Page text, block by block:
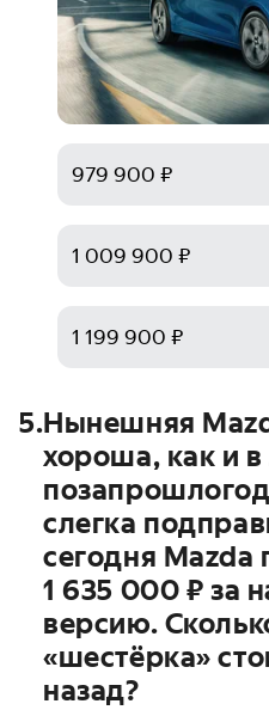
979 900 ₽
1 009 900 ₽
1 199 900 ₽
5.Нынешняя
хороша, как и
слегка
сегодня
1 635 000 ₽ за
версию.
«шестёрка»
назад?